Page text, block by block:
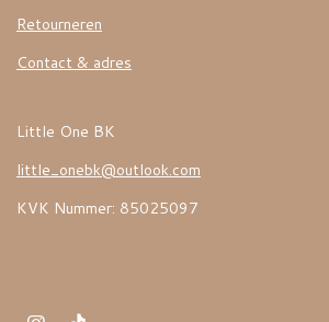
Retourneren
Contact & adres
Little One BK
little_onebk@outlook.com
KVK Nummer: 85025097